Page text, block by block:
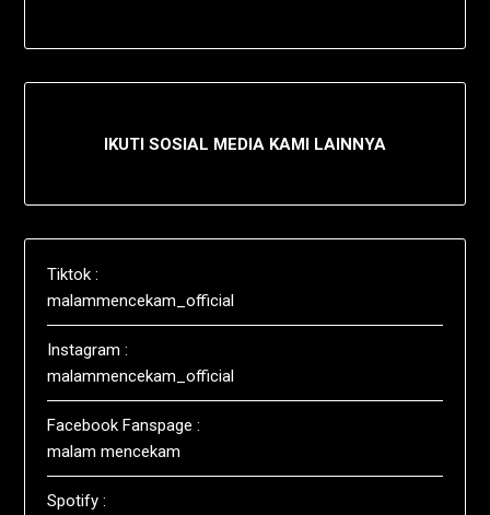
IKUTI SOSIAL MEDIA KAMI LAINNYA
Tiktok :
malammencekam_official
Instagram :
malammencekam_official
Facebook Fanspage :
malam mencekam
Spotify :